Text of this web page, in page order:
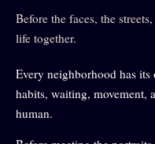
Before the faces, the
life together.
Every neighborhood has its
habits, waiting, movement,
human.